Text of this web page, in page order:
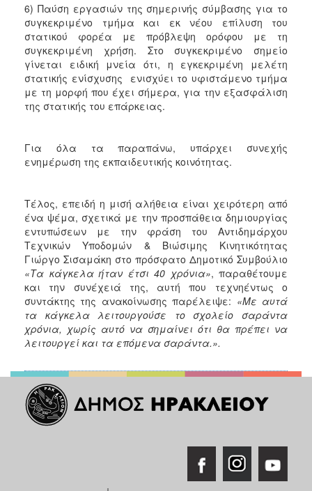
6) Παύση εργασιών της σημερινής σύμβασης για το
συγκεκριμένο τμήμα και εκ νέου επίλυση του
στατικού φορέα με πρόβλεψη ορόφου με τη
συγκεκριμένη χρήση. Στο συγκεκριμένο σημείο
γίνεται ειδική μνεία ότι, η εγκεκριμένη μελέτη
στατικής ενίσχυσης ενισχύει το υφιστάμενο τμήμα
με τη μορφή που έχει σήμερα, για την εξασφάλιση
της στατικής του επάρκειας.
Για όλα τα παραπάνω, υπάρχει συνεχής
ενημέρωση της εκπαιδευτικής κοινότητας.
Τέλος, επειδή η μισή αλήθεια είναι χειρότερη από
ένα ψέμα, σχετικά με την προσπάθεια δημιουργίας
εντυπώσεων με την φράση του Αντιδημάρχου
Τεχνικών Υποδομών & Βιώσιμης Κινητικότητας
Γιώργο Σισαμάκη στο πρόσφατο Δημοτικό Συμβούλιο
«Τα κάγκελα ήταν έτσι 40 χρόνια», παραθέτουμε
και την συνέχειά της, αυτή που τεχνηέντως ο
συντάκτης της ανακοίνωσης παρέλειψε: «Με αυτά
τα κάγκελα λειτουργούσε το σχολείο σαράντα
χρόνια, χωρίς αυτό να σημαίνει ότι θα πρέπει να
λειτουργεί και τα επόμενα σαράντα.».